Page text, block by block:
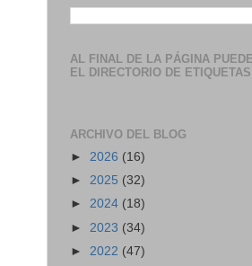
AL FINAL DE LA PÁGINA
EL DIRECTORIO DE ETIQUETAS
ARCHIVO DEL BLOG
► 2026 (16)
► 2025 (32)
► 2024 (18)
► 2023 (34)
► 2022 (47)